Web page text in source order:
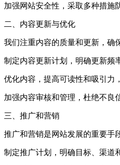
加强网站安全性，采取多种措施
二、内容更新与优化
我们注重内容的质量和更新，确
制定内容更新计划，明确更新频
优化内容，提高可读性和吸引力
加强内容审核和管理，杜绝不良
三、推广和营销
推广和营销是网站发展的重要手
制定推广计划，明确目标、渠道